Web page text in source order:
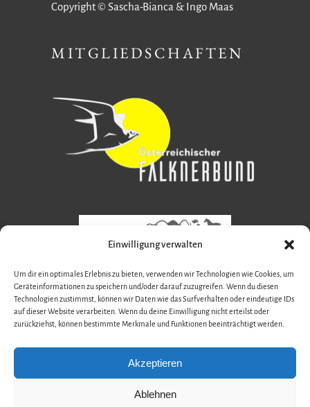
Einwilligung verwalten
Um dir ein optimales Erlebnis zu bieten, verwenden wir Technologien wie Cookies, um
Geräteinformationen zu speichern und/oder darauf zuzugreifen. Wenn du diesen
Technologien zustimmst, können wir Daten wie das Surfverhalten oder eindeutige IDs
auf dieser Website verarbeiten. Wenn du deine Einwilligung nicht erteilst oder
zurückziehst, können bestimmte Merkmale und Funktionen beeinträchtigt werden.
Akzeptieren
Ablehnen
Copyright © Sascha-Bianca & Ingo Maas
MITGLIEDSCHAFTEN